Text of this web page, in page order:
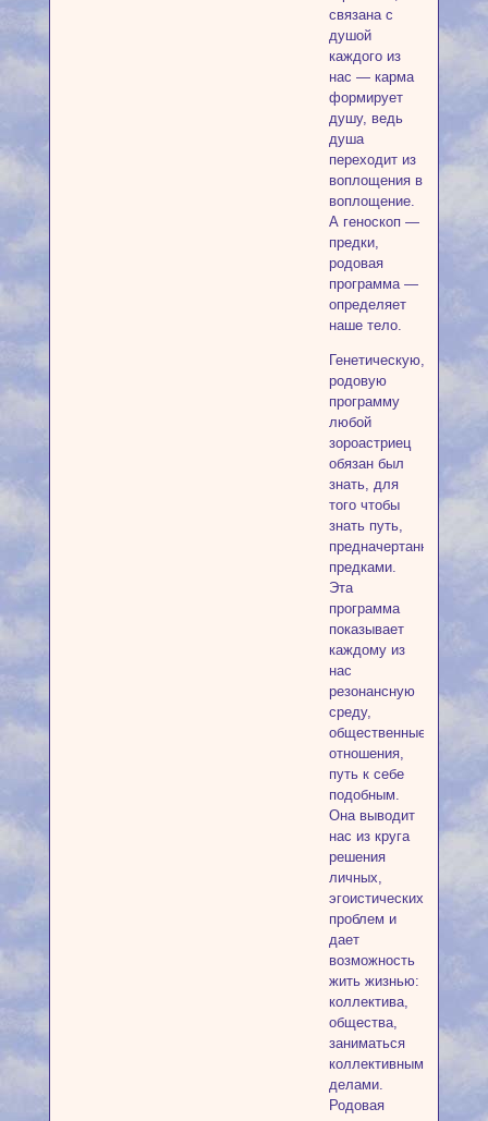
связана с
душой
каждого из
нас — карма
формирует
душу, ведь
душа
переходит из
воплощения в
воплощение.
А геноскоп —
предки,
родовая
программа —
определяет
наше тело.
Генетическую,
родовую
программу
любой
зороастриец
обязан был
знать, для
того чтобы
знать путь,
предначертанный
предками.
Эта
программа
показывает
каждому из
нас
резонансную
среду,
общественные
отношения,
путь к себе
подобным.
Она выводит
нас из круга
решения
личных,
эгоистических
проблем и
дает
возможность
жить жизнью:
коллектива,
общества,
заниматься
коллективными
делами.
Родовая